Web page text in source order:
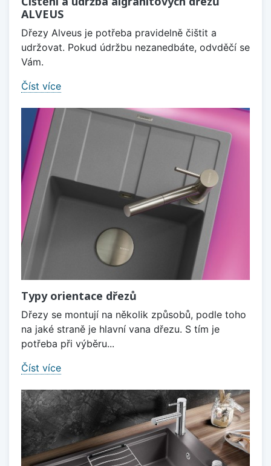
ALVEUS
Dřezy Alveus je potřeba pravidelně čištit a
udržovat. Pokud údržbu nezanedbáte, odvděčí se
Vám.
Číst více
Typy orientace dřezů
Dřezy se montují na několik způsobů, podle toho
na jaké straně je hlavní vana dřezu. S tím je
potřeba při výběru...
Číst více